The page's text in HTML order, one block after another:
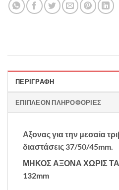
ΠΕΡΙΓΡΑΦΉ
ΕΠΙΠΛΈΟΝ ΠΛΗΡΟΦΟΡΊΕΣ
Αξονας για την μεσαία
διαστάσεις 37/50/45mm.
ΜΗΚΟΣ ΑΞΟΝΑ ΧΩΡΙΣ
132mm